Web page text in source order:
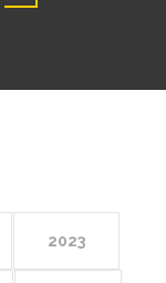
2023